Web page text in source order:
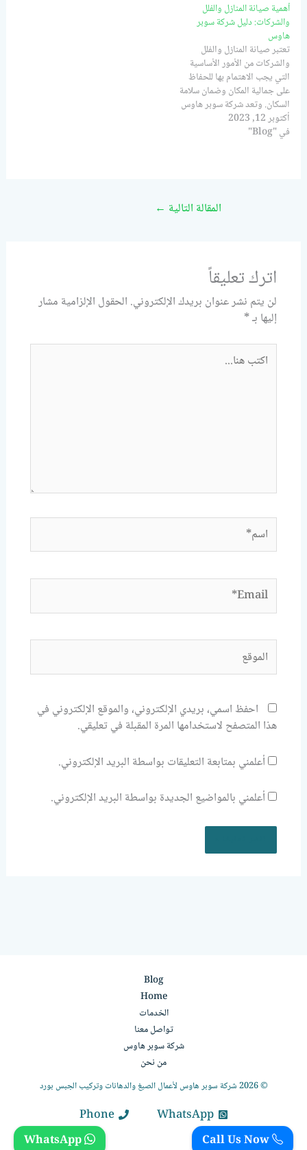
والدهانات والصبغ والكهرباء.تعد
صيانة المنازل والفلل والشركات
ضرورية لعدة أسباب. أولاً، تساعد
في الحفاظ على قيمة…
أهمية صيانة المنازل والفلل
والشركات: دليل شركة سوبر
هاوس
تعتبر صيانة المنازل والفلل
والشركات من الأمور الأساسية
التي يجب الاهتمام بها للحفاظ
على جمالية المكان وضمان سلامة
السكان. وتعد شركة سوبر هاوس
الخيار الأمثل لتلبية جميع
احتياجات صيانة المنازل والفلل
الديكورات الحديثة والدهانات…
أكتوبر 12, 2023
في "Blog"
المقالة التالية ←
اترك تعليقاً
لن يتم نشر عنوان بريدك الإلكتروني. الحقول الإلزامية مشار
إليها بـ*
اكتب
هنا...
اسم*
Email*
احفظ اسمي، بريدي الإلكتروني، والموقع الإلكتروني في
هذا المتصفح لاستخدامها المرة المقبلة في تعليقي.
أعلمني بمتابعة التعليقات بواسطة البريد الإلكتروني.
أعلمني بالمواضيع الجديدة بواسطة البريد الإلكتروني.
Blog
Home
الخدمات
تواصل معنا
شركة سوبر هاوس
من نحن
© 2026 شركة سوبر هاوس لأعمال الصبغ والدهانات وتركيب الجبس بورد
WhatsApp
Phone